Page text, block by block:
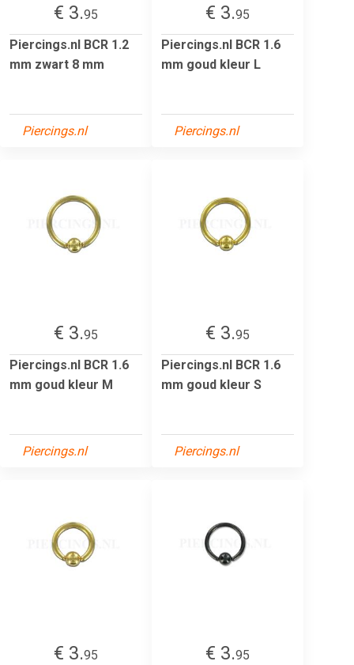
€ 3.95
Piercings.nl BCR 1.2
mm zwart 8 mm
Piercings.nl
€ 3.95
Piercings.nl BCR 1.6
mm goud kleur L
Piercings.nl
€ 3.95
Piercings.nl BCR 1.6
mm goud kleur M
Piercings.nl
€ 3.95
Piercings.nl BCR 1.6
mm goud kleur S
Piercings.nl
€ 3.95
€ 3.95